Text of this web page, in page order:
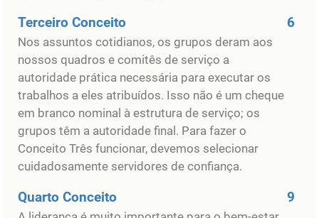
Terceiro Conceito 6
Nos assuntos cotidianos, os grupos deram aos
nossos quadros e comitês de serviço a
autoridade prática necessária para executar os
trabalhos a eles atribuídos. Isso não é um cheque
em branco nominal à estrutura de serviço; os
grupos têm a autoridade final. Para fazer o
Conceito Três funcionar, devemos selecionar
cuidadosamente servidores de confiança.
Quarto Conceito 9